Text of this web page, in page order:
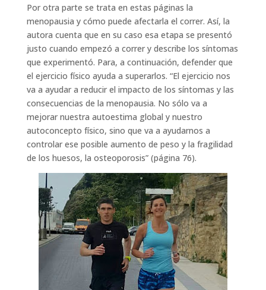
Por otra parte se trata en estas páginas la
menopausia y cómo puede afectarla el correr. Así, la
autora cuenta que en su caso esa etapa se presentó
justo cuando empezó a correr y describe los síntomas
que experimentó. Para, a continuación, defender que
el ejercicio físico ayuda a superarlos. “El ejercicio nos
va a ayudar a reducir el impacto de los síntomas y las
consecuencias de la menopausia. No sólo va a
mejorar nuestra autoestima global y nuestro
autoconcepto físico, sino que va a ayudarnos a
controlar ese posible aumento de peso y la fragilidad
de los huesos, la osteoporosis” (página 76).